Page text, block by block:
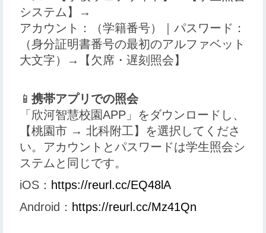
システム】→
アカウント：（学籍番号）｜パスワード：
（身分証明書番号の最初のアルファベット
大文字）→【欠席・遅刻照会】
📱 携帯アプリでの照会
「欣河智慧校園APP」をダウンロードし、
【桃園市 → 北科附工】を選択してくださ
い。アカウントとパスワードは学生照会シ
ステムと同じです。
iOS： https://reurl.cc/EQ48lA
Android： https://reurl.cc/Mz41Qn